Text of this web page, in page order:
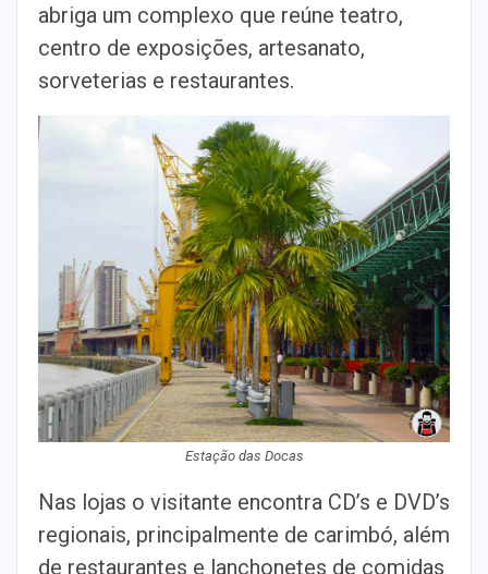
abriga um complexo que reúne teatro,
centro de exposições, artesanato,
sorveterias e restaurantes.
Estação das Docas
Nas lojas o visitante encontra CD’s e DVD’s
regionais, principalmente de carimbó, além
de restaurantes e lanchonetes de comidas